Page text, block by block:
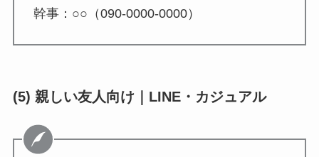
幹事：○○（090-0000-0000）
(5) 親しい友人向け｜LINE・カジュアル